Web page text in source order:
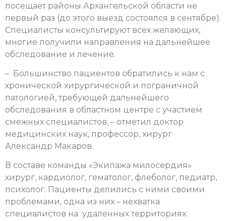
посещает районы Архангельской области не
первый раз (до этого выезд состоялся в сентябре).
Специалисты консультируют всех желающих,
многие получили направления на дальнейшее
обследование и лечение.
– Большинство пациентов обратились к нам с
хронической хирургической и пограничной
патологией, требующей дальнейшего
обследования в областном центре с участием
смежных специалистов, – отметил доктор
медицинских наук, профессор, хирург
Александр Макаров.
В составе команды «Экипажа милосердия»
хирург, кардиолог, гематолог, флеболог, педиатр,
психолог. Пациенты делились с ними своими
проблемами, одна из них – нехватка
специалистов на удаленных территориях.